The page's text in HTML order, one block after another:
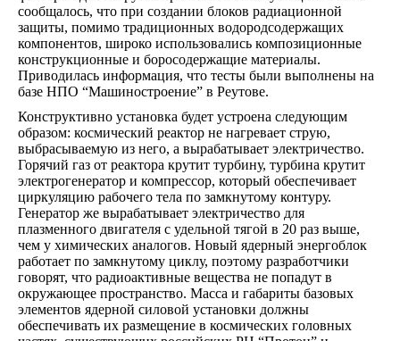
сообщалось, что при создании блоков радиационной
защиты, помимо традиционных водородсодержащих
компонентов, широко использовались композиционные
конструкционные и боросодержащие материалы.
Приводилась информация, что тесты были выполнены на
базе НПО “Машиностроение” в Реутове.
Конструктивно установка будет устроена следующим
образом: космический реактор не нагревает струю,
выбрасываемую из него, а вырабатывает электричество.
Горячий газ от реактора крутит турбину, турбина крутит
электрогенератор и компрессор, который обеспечивает
циркуляцию рабочего тела по замкнутому контуру.
Генератор же вырабатывает электричество для
плазменного двигателя с удельной тягой в 20 раз выше,
чем у химических аналогов. Новый ядерный энергоблок
работает по замкнутому циклу, поэтому разработчики
говорят, что радиоактивные вещества не попадут в
окружающее пространство. Масса и габариты базовых
элементов ядерной силовой установки должны
обеспечивать их размещение в космических головных